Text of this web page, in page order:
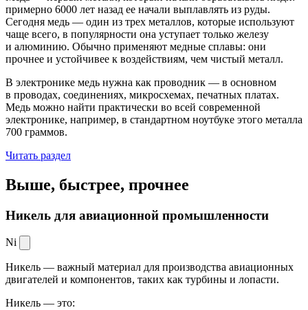
примерно 6000 лет назад ее начали выплавлять из руды.
Сегодня медь — один из трех металлов, которые используют
чаще всего, в популярности она уступает только железу
и алюминию. Обычно применяют медные сплавы: они
прочнее и устойчивее к воздействиям, чем чистый металл.
В электронике медь нужна как проводник — в основном
в проводах, соединениях, микросхемах, печатных платах.
Медь можно найти практически во всей современной
электронике, например, в стандартном ноутбуке этого металла
700 граммов.
Читать раздел
Выше, быстрее, прочнее
Никель для авиационной промышленности
Ni
Никель — важный материал для производства авиационных
двигателей и компонентов, таких как турбины и лопасти.
Никель — это: